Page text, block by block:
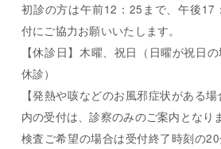
初診の方は午前12：25まで、午後17
付にご協力お願いいたします。
【休診日】木曜、祝日（日曜が祝日
休診）
【発熱や咳などのお風邪症状がある
内の受付は、診察のみのご案内となり
検査ご希望の場合は受付終了時刻の